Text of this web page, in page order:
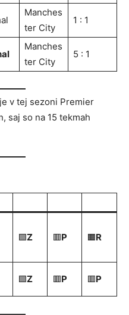
Manches
ter City
1 : 1
Manches
ter City
5 : 1
v tej sezoni Premier
saj so na 15 tekmah
🟩Z 🟥P 🟧R
🟩Z 🟥P 🟥P